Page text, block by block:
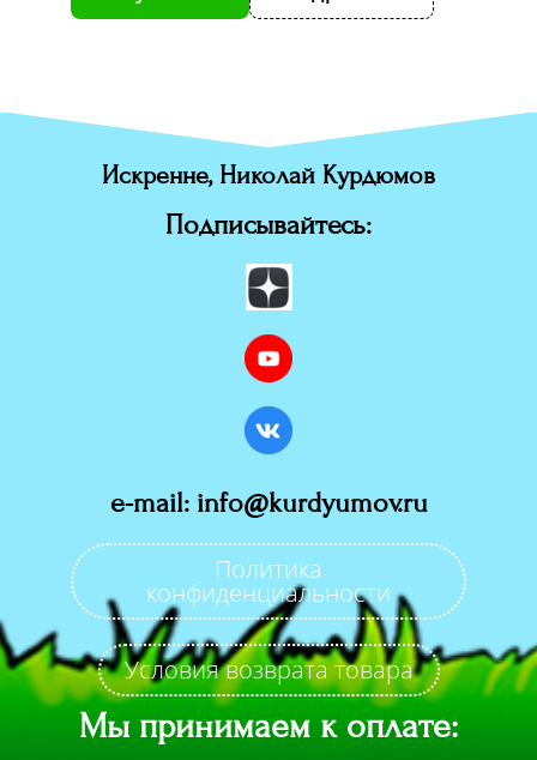
Искренне, Николай Курдюмов
Подписывайтесь:
e-mail: info@kurdyumov.ru
Политика
конфиденциальности
Условия возврата товара
Мы принимаем к оплате: